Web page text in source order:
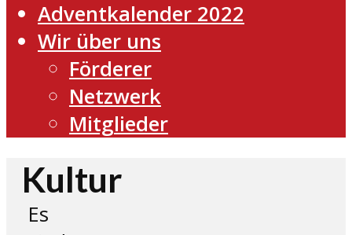
Adventkalender 2022
Wir über uns
Förderer
Netzwerk
Mitglieder
Kultur
Es